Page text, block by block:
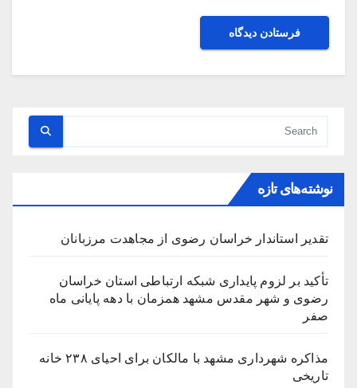
نوشته‌های تازه
تقدیر استاندار خراسان رضوی از مجاهدت مرزبانان
تأکید بر لزوم پایداری شبکه ارتباطی استان خراسان
رضوی و شهر مقدس مشهد همزمان با دهه پایانی ماه
صفر
مذاکره شهرداری مشهد با مالکان برای احیای ۲۳۸ خانه
تاریخی